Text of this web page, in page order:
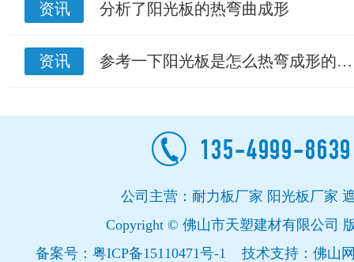
资讯 分析了阳光板的热弯曲成形
资讯 参考一下阳光板是怎么热弯成形的…
公司主营：耐力板厂家 阳光板厂家
Copyright © 佛山市天塑建材有限公司
备案号：粤ICP备15110471号-1 技术支持：佛山